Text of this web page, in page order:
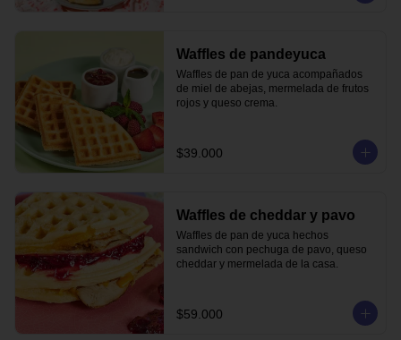
Waffles de pandeyuca
Waffles de pan de yuca acompañados
de miel de abejas, mermelada de frutos
rojos y queso crema.
$39.000
Waffles de cheddar y pavo
Waffles de pan de yuca hechos
sandwich con pechuga de pavo, queso
cheddar y mermelada de la casa.
$59.000